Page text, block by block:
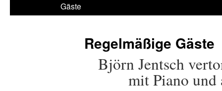
Gäste
Regelmäßige Gäste
Björn Jentsch
mit Piano und